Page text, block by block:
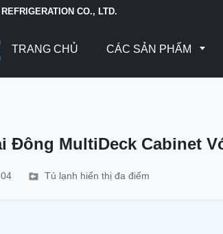
CO., LTD.
TRANG CHỦ CÁC SẢN PHẨM
Đông MultiDeck Cabinet
Tủ lạnh hiển thị đa điểm